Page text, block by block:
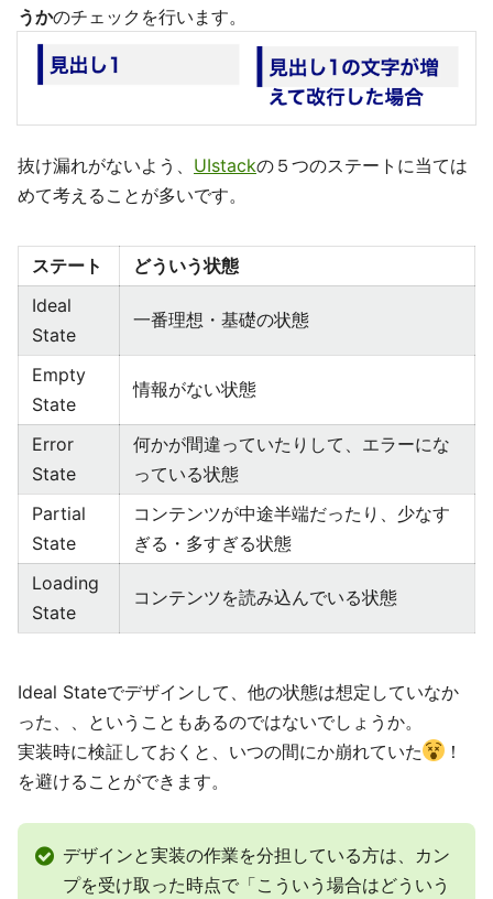
うかのチェックを行います。
抜け漏れがないよう、 UIstackの５つのステートに当ては
めて考えることが多いです。
ステート
どういう状態
Ideal
State
一番理想・基礎の状態
Empty
State
情報がない状態
Error
State
何かが間違っていたりして、エラーにな
っている状態
Partial
State
コンテンツが中途半端だったり、少なす
ぎる・多すぎる状態
Loading
State
コンテンツを読み込んでいる状態
Ideal Stateでデザインして、他の状態は想定していなか
った、、ということもあるのではないでしょうか。
実装時に検証しておくと、いつの間にか崩れていた
！
を避けることができます。
デザインと実装の作業を分担している方は、カン
プを受け取った時点で「こういう場合はどういう